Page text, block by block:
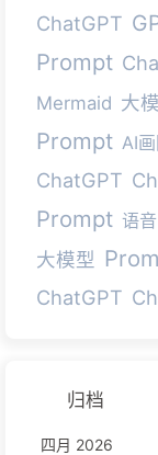
ChatGPT
Prompt
Mermaid 大
Prompt AI
ChatGPT
Prompt 语音
大模型
ChatGPT
归档
四月 2026